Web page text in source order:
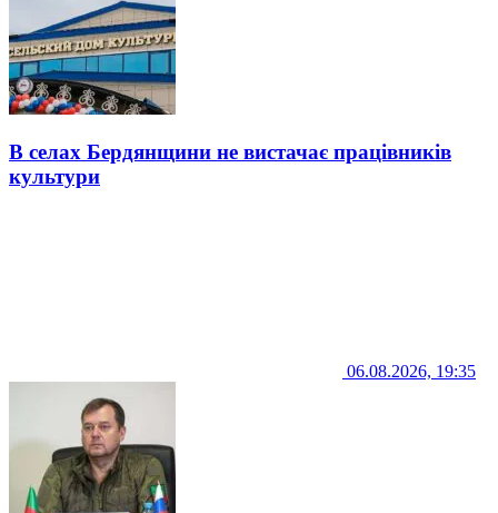
В селах Бердянщини не вистачає працівників
культури
06.08.2026, 19:35